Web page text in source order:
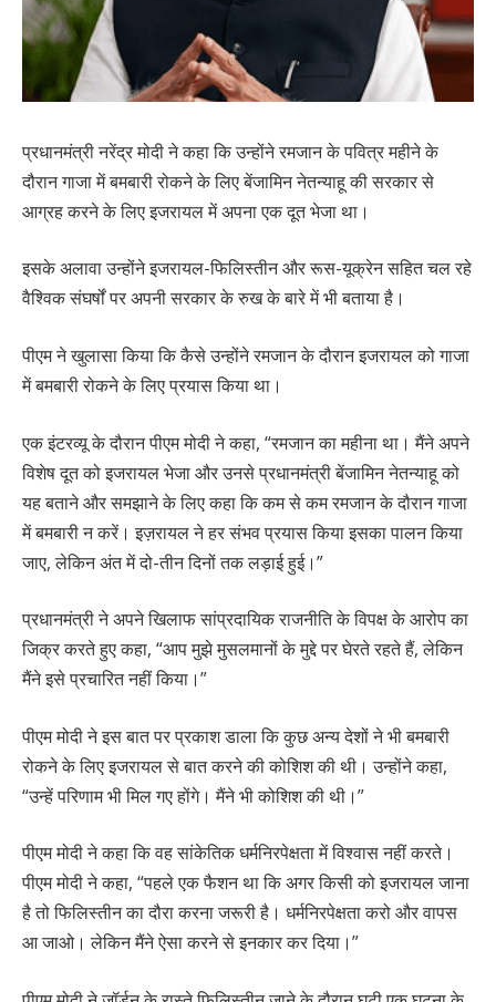
प्रधानमंत्री नरेंद्र मोदी ने कहा कि उन्होंने रमजान के पवित्र महीने के
दौरान गाजा में बमबारी रोकने के लिए बेंजामिन नेतन्याहू की सरकार से
आग्रह करने के लिए इजरायल में अपना एक दूत भेजा था।
इसके अलावा उन्होंने इजरायल-फिलिस्तीन और रूस-यूक्रेन सहित चल रहे
वैश्विक संघर्षों पर अपनी सरकार के रुख के बारे में भी बताया है।
पीएम ने खुलासा किया कि कैसे उन्होंने रमजान के दौरान इजरायल को गाजा
में बमबारी रोकने के लिए प्रयास किया था।
एक इंटरव्यू के दौरान पीएम मोदी ने कहा, “रमजान का महीना था। मैंने अपने
विशेष दूत को इजरायल भेजा और उनसे प्रधानमंत्री बेंजामिन नेतन्याहू को
यह बताने और समझाने के लिए कहा कि कम से कम रमजान के दौरान गाजा
में बमबारी न करें। इज़रायल ने हर संभव प्रयास किया इसका पालन किया
जाए, लेकिन अंत में दो-तीन दिनों तक लड़ाई हुई।”
प्रधानमंत्री ने अपने खिलाफ सांप्रदायिक राजनीति के विपक्ष के आरोप का
जिक्र करते हुए कहा, “आप मुझे मुसलमानों के मुद्दे पर घेरते रहते हैं, लेकिन
मैंने इसे प्रचारित नहीं किया।”
पीएम मोदी ने इस बात पर प्रकाश डाला कि कुछ अन्य देशों ने भी बमबारी
रोकने के लिए इजरायल से बात करने की कोशिश की थी। उन्होंने कहा,
“उन्हें परिणाम भी मिल गए होंगे। मैंने भी कोशिश की थी।”
पीएम मोदी ने कहा कि वह सांकेतिक धर्मनिरपेक्षता में विश्वास नहीं करते।
पीएम मोदी ने कहा, “पहले एक फैशन था कि अगर किसी को इजरायल जाना
है तो फिलिस्तीन का दौरा करना जरूरी है। धर्मनिरपेक्षता करो और वापस
आ जाओ। लेकिन मैंने ऐसा करने से इनकार कर दिया।”